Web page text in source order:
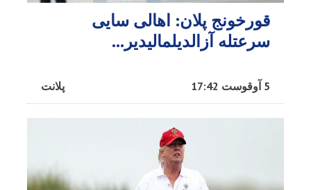
قورخونج پلان: اهالی سایی
سرعتله آزالدیلمالیدیر...
پلانت 5 آوقوست 17:42